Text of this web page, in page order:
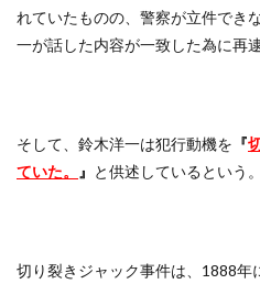
れていたものの、警察が立件でき
一が話した内容が一致した為に再
そして、鈴木洋一は犯行動機を 『
ていた。
』 と供述しているという。
切り裂きジャック事件は、1888年